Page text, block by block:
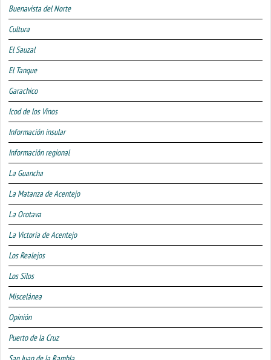
Buenavista del Norte
Cultura
El Sauzal
El Tanque
Garachico
Icod de los Vinos
Información insular
Información regional
La Guancha
La Matanza de Acentejo
La Orotava
La Victoria de Acentejo
Los Realejos
Los Silos
Miscelánea
Opinión
Puerto de la Cruz